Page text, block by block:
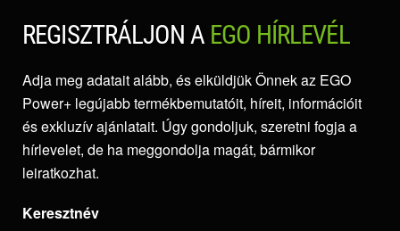
REGISZTRÁLJON A EGO HÍRLEVÉL
Adja meg adatait alább, és elküldjük Önnek az EGO
Power+ legújabb termékbemutatóit, híreit, információit
és exkluzív ajánlatait. Úgy gondoljuk, szeretni fogja a
hírlevelet, de ha meggondolja magát, bármikor
leiratkozhat.
Keresztnév